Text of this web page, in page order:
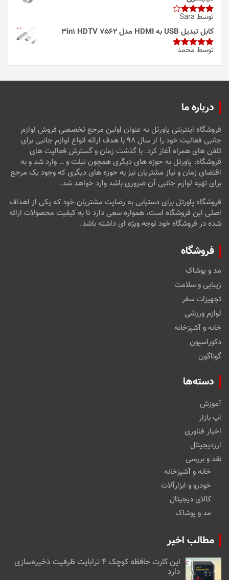
امتیاز4
از 5
توسط Sara
کابل تبدیل USB به HDMI مدل 3in1 HDTV 7562
امتیاز5از
توسط محمد
درباره ما
فروشگاه اینترنتی پاورتل به عنوان اولین مرجع تخصصی فروش لوازم
جانبی فعالیت خود را از سال ۹۸ با هدف ارائه انواع لوازم جانبی برای
تلفن های همراه آغاز کرد. با گذشت زمان و گسترش فعالیت های
فروشگاه، پاورتل به حوزه های دیگری همچون تبلت و … وارد شد و به
اقتضای زمان و نیاز مشتریان نیز به حوزه های دیگری که وجود یک مرجع
برای تهیه لوازم جانبی آن ضروری باشد وارد خواهد شد.
فروشگاه پاورتل برای دستیابی به رضایت مشتریان خود که یکی از اهداف
اصلی این فروشگاه است، همواره سعی دارد تا به کیفیت محصولات ارائه
شده در فروشگاه خود توجه ویژه ای داشته باشد.
فروشگاه
مد و پوشاک
زیبایی و سلامت
تجهیزات سفر
لوازم ورزشی
خانه و آشپزخانه
دکوراسیون
گوناگون
دسته‌ها
آموزش
اپ بازار
اخبار فناوری
ارزدیجیتال
نقد و بررسی
خانه و آشپزخانه
خودرو و ابزارآلات
کالای دیجیتال
مد و پوشاک
مطالب اخیر
این کارت حافظه کوچک ۴ ترابایت ظرفیت ذخیره‌سازی
دارد